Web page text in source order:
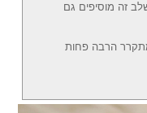
זה מוסיפים גם
הרבה פחות